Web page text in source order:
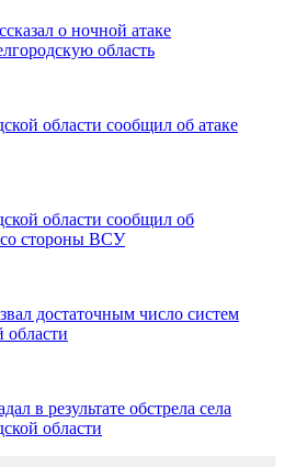
о ночной атаке
область
области сообщил об атаке
области сообщил об
со стороны ВСУ
достаточным число систем
в результате обстрела села
области